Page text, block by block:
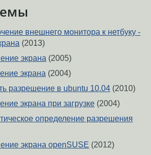
внешнего монитора к нетбуку -
(2013)
экрана (2005)
экрана (2004)
разрешение в ubuntu 10.04 (2010)
экрана при загрузке (2004)
определение разрешения
экрана openSUSE (2012)